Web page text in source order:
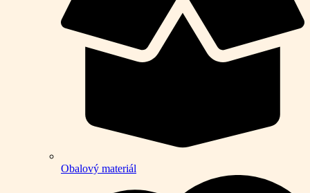
Obalový materiál